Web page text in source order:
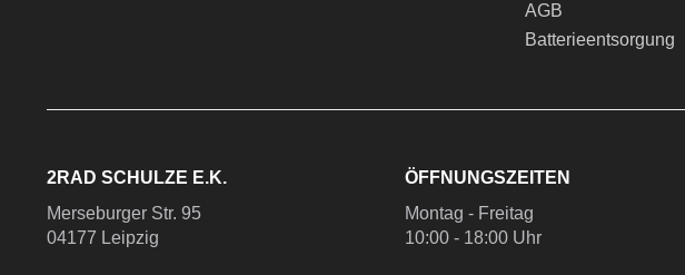
AGB
Batterieentsorgung
2RAD SCHULZE E.K.
Merseburger Str. 95
04177 Leipzig
ÖFFNUNGSZEITEN
Montag - Freitag
10:00 - 18:00 Uhr